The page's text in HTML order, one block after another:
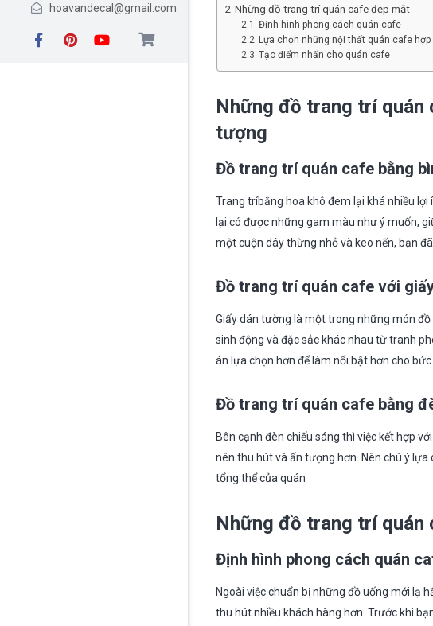
hoavandecal@gmail.com
Những đồ trang trí quán cafe đẹp mắt
Định hình phong cách quán cafe
Lựa chọn những nội thất quán cafe hợp
Tạo điểm nhấn cho quán cafe
Những đồ trang trí quán
tượng
Đồ trang trí quán cafe bằng
Trang tríbằng hoa khô đem lại khá nhiều
lại có được những gam màu như ý muốn,
một cuộn dây thừng nhỏ và keo nến, bạn
Đồ trang trí quán cafe với
Giấy dán tường là một trong những món
sinh động và đặc sắc khác nhau từ tranh
án lựa chọn hơn để làm nổi bật hơn cho
Đồ trang trí quán cafe bằng đ
Bên cạnh đèn chiếu sáng thì việc kết hợp
nên thu hút và ấn tượng hơn. Nên chú ý
tổng thể của quán
Những đồ trang trí quán
Định hình phong cách quán
Ngoài việc chuẩn bị những đồ uống mới lạ
thu hút nhiều khách hàng hơn. Trước khi